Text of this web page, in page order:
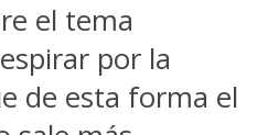
el tema
por la
de esta forma el